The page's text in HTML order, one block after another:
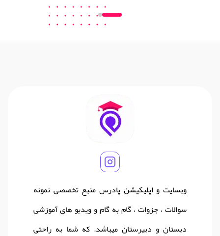
وبسایت و اپلیکیشن پادرس منبع تخصصی نمونه
سوالات ، جزوات ، گام به گام و ویدیو های آموزشی
دبستان و دبیرستان میباشد. که شما به راحتی